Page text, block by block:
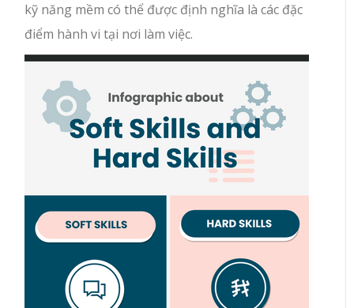
kỹ năng mềm có thể được định nghĩa là các đặc
điểm hành vi tại nơi làm việc.